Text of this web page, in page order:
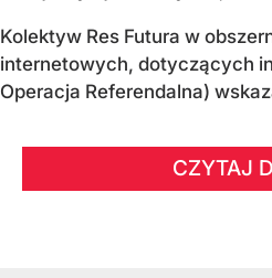
Kolektyw Res Futura w
internetowych, dotyczących
Operacja Referendalna)
CZYTAJ